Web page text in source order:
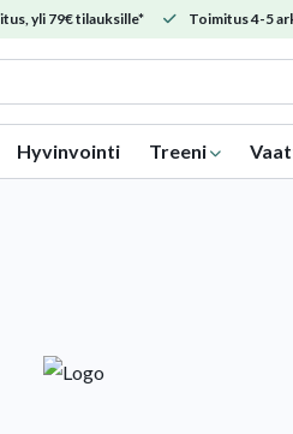
yli 79€ tilauksille* Toimitus 4-5
Hyvinvointi Treeni